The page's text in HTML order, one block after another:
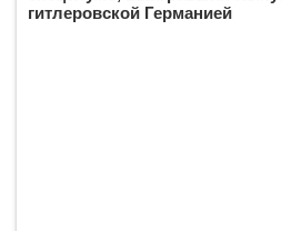
гитлеровской Германией